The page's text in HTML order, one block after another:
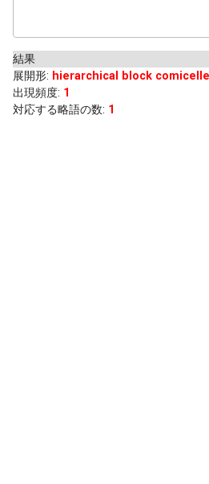
結果
展開形: hierarchical block
出現頻度: 1
対応する略語の数: 1